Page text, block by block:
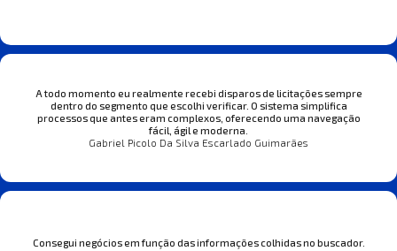
A todo momento eu realmente recebi disparos de licitações sempre
dentro do segmento que escolhi verificar. O sistema simplifica
processos que antes eram complexos, oferecendo uma navegação
fácil, ágil e moderna.
Gabriel Picolo Da Silva Escarlado Guimarães
Consegui negócios em função das informações colhidas no buscador.